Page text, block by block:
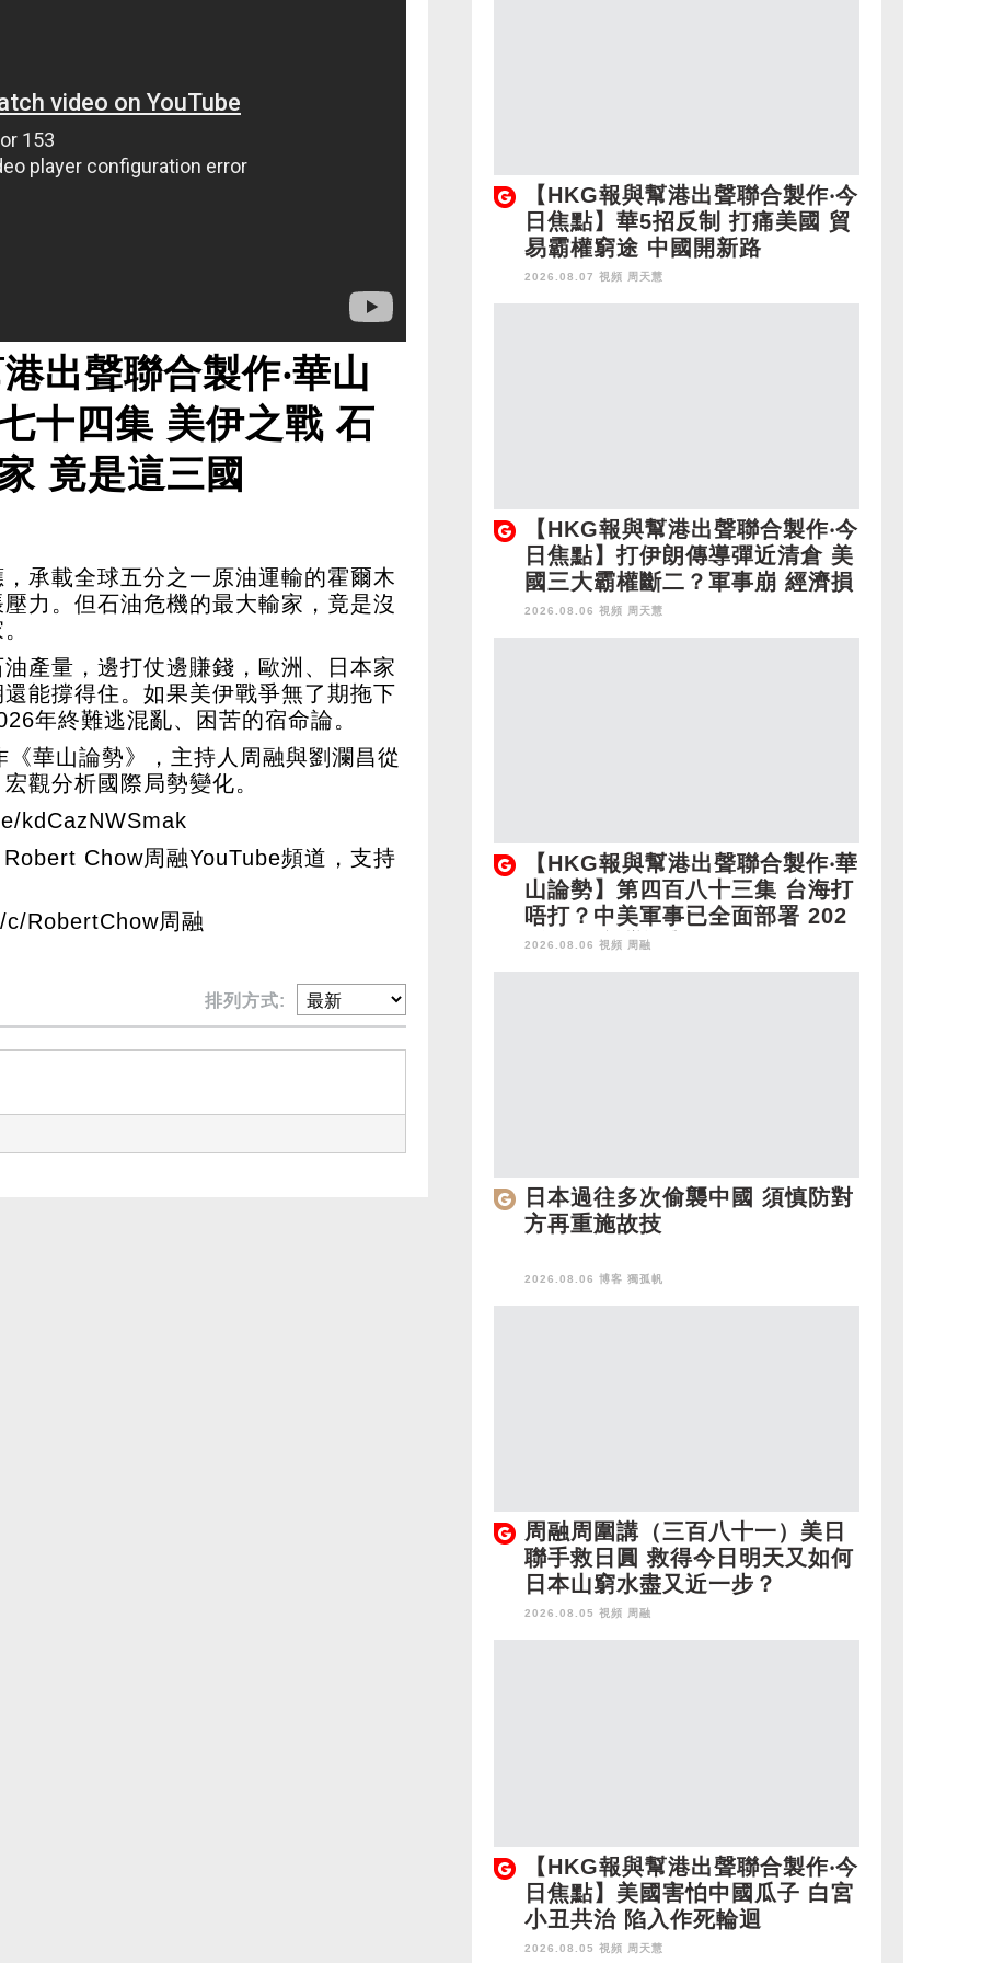
出聲聯合製作‧華山
十四集 美伊之戰 石
竟是這三國
承載全球五分之一原油運輸的霍爾木
力。但石油危機的最大輸家，竟是沒
產量，邊打仗邊賺錢，歐洲、日本家
能撐得住。如果美伊戰爭無了期拖下
年終難逃混亂、困苦的宿命論。
華山論勢》，主持人周融與劉瀾昌從
觀分析國際局勢變化。
kdCazNWSmak
Chow周融YouTube頻道，支持
RobertChow周融
排列方式:
【HKG報與幫港出聲聯合製作‧今
日焦點】華5招反制 打痛美國 貿
易霸權窮途 中國開新路
2026.08.07 視頻 周天慧
【HKG報與幫港出聲聯合製作‧今
日焦點】打伊朗傳導彈近清倉 美
國三大霸權斷二？軍事崩 經濟損
2026.08.06 視頻 周天慧
【HKG報與幫港出聲聯合製作‧華
山論勢】第四百八十三集 台海打
唔打？中美軍事已全面部署 202
8年1月台灣選舉是臨界點？
2026.08.06 視頻 周融
日本過往多次偷襲中國 須慎防對
方再重施故技
2026.08.06 博客 獨孤帆
周融周圍講（三百八十一）美日
聯手救日圓 救得今日明天又如何
日本山窮水盡又近一步？
2026.08.05 視頻 周融
【HKG報與幫港出聲聯合製作‧今
日焦點】美國害怕中國瓜子 白宮
小丑共治 陷入作死輪迴
2026.08.05 視頻 周天慧